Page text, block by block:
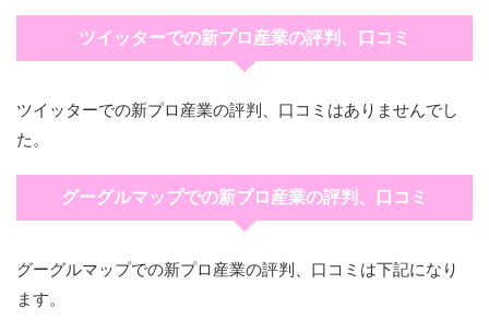
ツイッターでの新プロ産業の評判、口コミ
ツイッターでの新プロ産業の評判、口コミはありませんでし
た。
グーグルマップでの新プロ産業の評判、口コミ
グーグルマップでの新プロ産業の評判、口コミは下記になり
ます。